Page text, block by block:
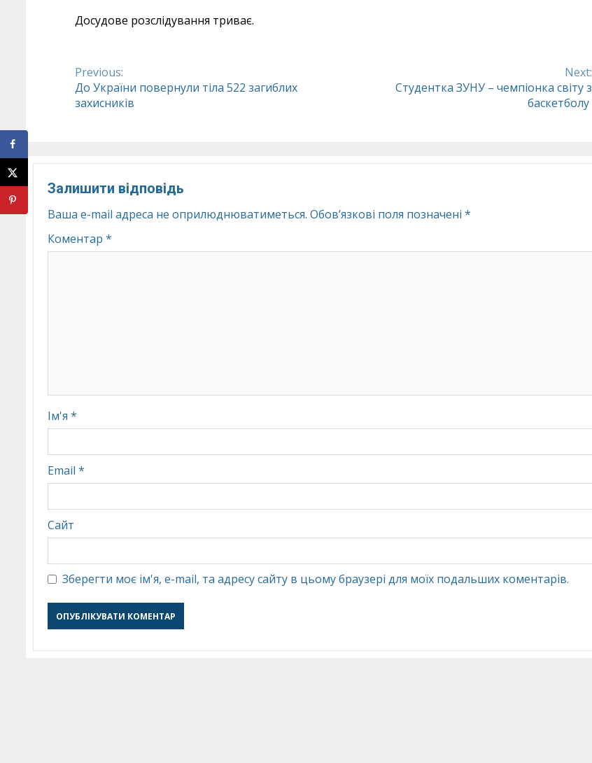
Досудове розслідування триває.
Continue
Reading
Previous:
До України повернули тіла 522 загиблих
захисників
Next:
Студентка ЗУНУ – чемпіонка світу з
баскетболу
Залишити відповідь
Ваша e-mail адреса не оприлюднюватиметься. Обов’язкові поля позначені *
Коментар *
Ім'я *
Email *
Сайт
Зберегти моє ім'я, e-mail, та адресу сайту в цьому браузері для моїх подальших коментарів.